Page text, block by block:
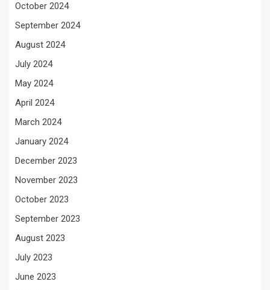
October 2024
September 2024
August 2024
July 2024
May 2024
April 2024
March 2024
January 2024
December 2023
November 2023
October 2023
September 2023
August 2023
July 2023
June 2023